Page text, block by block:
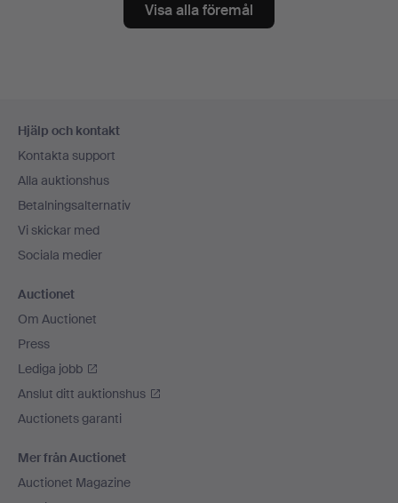
Visa alla föremål
Hjälp och kontakt
Kontakta support
Alla auktionshus
Betalningsalternativ
Vi skickar med
Sociala medier
Auctionet
Om Auctionet
Press
Lediga jobb
Anslut ditt auktionshus
Auctionets garanti
Mer från Auctionet
Auctionet Magazine